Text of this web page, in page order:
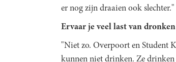
er nog zijn draaien ook slechter."
Ervaar je veel last van
"Niet zo. Overpoort en Student
kunnen niet drinken. Ze drinken